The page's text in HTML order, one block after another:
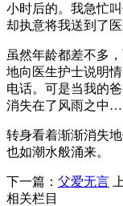
小时后的。我急忙
却执意将我送到了医
虽然年龄都差不多
地向医生护士说明
电话。可是当我的
消失在了风雨之中
转身看着渐渐消失
也如潮水般涌来。
下一篇： 父爱无言
相关栏目